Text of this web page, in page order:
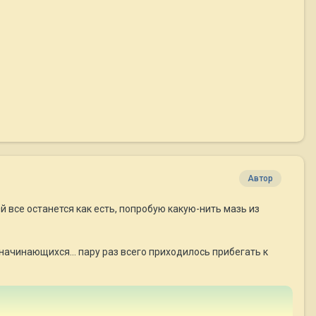
Автор
останется как есть, попробую какую-нить мазь из
пару раз всего приходилось прибегать к